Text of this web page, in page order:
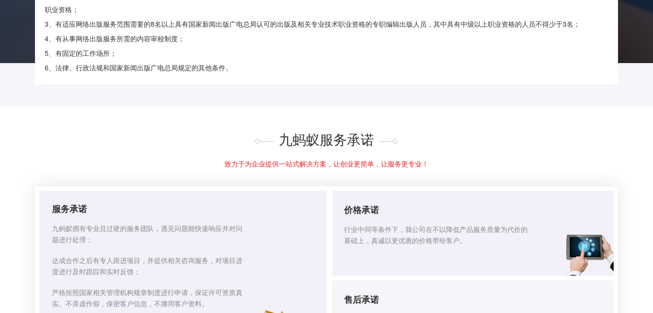
职业资格；
3、有适应网络出版服务范围需要的8名以上具有国家新闻出版广电总局认可的出版及相关专业技术职业资格的专职编辑出版人员，其中具有中级以上职业资格的人员不得少于3名；
4、有从事网络出版服务所需的内容审校制度；
5、有固定的工作场所；
6、法律、行政法规和国家新闻出版广电总局规定的其他条件。
九蚂蚁服务承诺
致力于为企业提供一站式解决方案，让创业更简单，让服务更专业！
服务承诺
九蚂蚁拥有专业且过硬的服务团队，遇见问题能快速响应并对问
题进行处理；
达成合作之后有专人跟进项目，并提供相关咨询服务，对项目进
度进行及时跟踪和实时反馈；
严格按照国家相关管理机构规章制度进行申请，保证许可资质真
实、不弄虚作假，保密客户信息，不挪用客户资料。
价格承诺
行业中同等条件下，我公司在不以降低产品服务质量为代价的
基础上，真诚以更优惠的价格带给客户。
售后承诺